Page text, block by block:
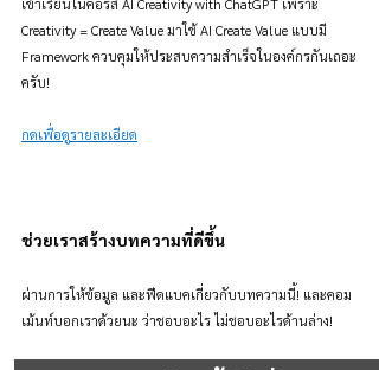
Creativity = Create Value มาใช้ AI Create Value แบบมี
Framework ควบคุมให้ประสบความสำเร็จในองค์กรกันเถอะ
ครับ!
กดเพื่อดูรายละเอียด
ช่วยเราสร้างบทความที่ดีขึ้น
ผ่านการให้ข้อมูล และฟีดแบคเกี่ยวกับบทความนี้! และคอม
เม้นท์บอกเราด้วยนะ ว่าชอบอะไร ไม่ชอบอะไรด้านล่าง!